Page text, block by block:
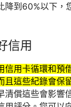
降到60%以下，
信用
信用卡循環和預
且這些紀錄會保
清償這些會影響